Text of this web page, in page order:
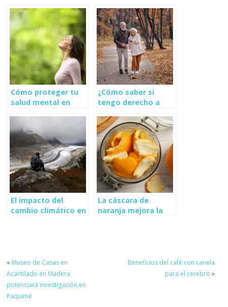
de enfermedades
autoinmunes
Cómo proteger tu
salud mental en
¿Cómo saber si
tengo derecho a
IMSS en México?
El impacto del
cambio climático en
La cáscara de
naranja mejora la
« Museo de Casas en
Acantilado en Madera
potenciará investigación en
Paquimé
Beneficios del café con canela
para el cerebro »